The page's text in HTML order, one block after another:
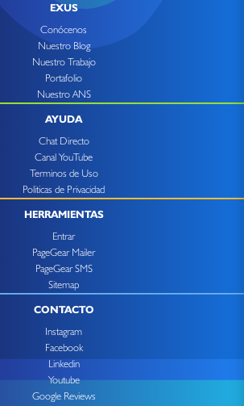
EXUS
Conócenos
Nuestro Blog
Nuestro Trabajo
Portafolio
Nuestro ANS
AYUDA
Chat Directo
Canal YouTube
Terminos de Uso
Politicas de Privacidad
HERRAMIENTAS
Entrar
PageGear Mailer
PageGear SMS
Sitemap
CONTACTO
Instagram
Facebook
Linkedin
Youtube
Google Reviews